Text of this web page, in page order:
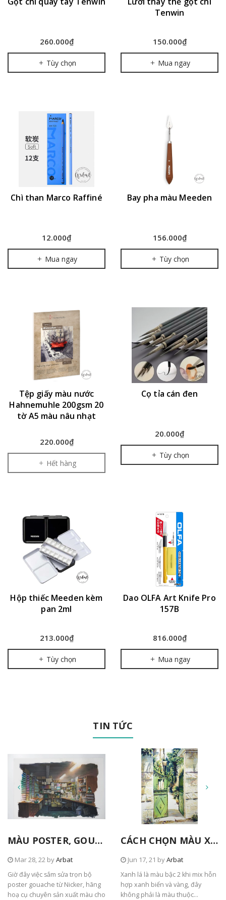
260.000₫
Tùy chọn
Tenwin
150.000₫
Mua ngay
Chì than Marco Raffiné
12.000₫
Mua ngay
Bay pha màu Meeden
156.000₫
Tùy chọn
Tệp giấy màu nước
Hahnemuhle 200gsm 20
tờ A5 màu nâu nhạt
220.000₫
Hết hàng
Cọ tỉa cán đen
20.000₫
Tùy chọn
Hộp thiếc Meeden kèm
pan 2ml
213.000₫
Tùy chọn
Dao OLFA Art Knife Pro
157B
816.000₫
Mua ngay
TIN TỨC
MÀU POSTER, GOUACHE TỪ NICKER
Mar 28, 22 byArbat
Giờ đây việc sắm sửa trọn bộ
poster gouache từ Nicker, hãng
hoạ cụ chuyên sản xuất màu cho
CÁCH CHỌN MÀU XANH TRONG TRANH
Jun 17, 21 byArbat
Xanh lá là màu bậc 2 khi mix hỗn
hợp xanh biển và vàng, đây
không phải là màu thuộc...